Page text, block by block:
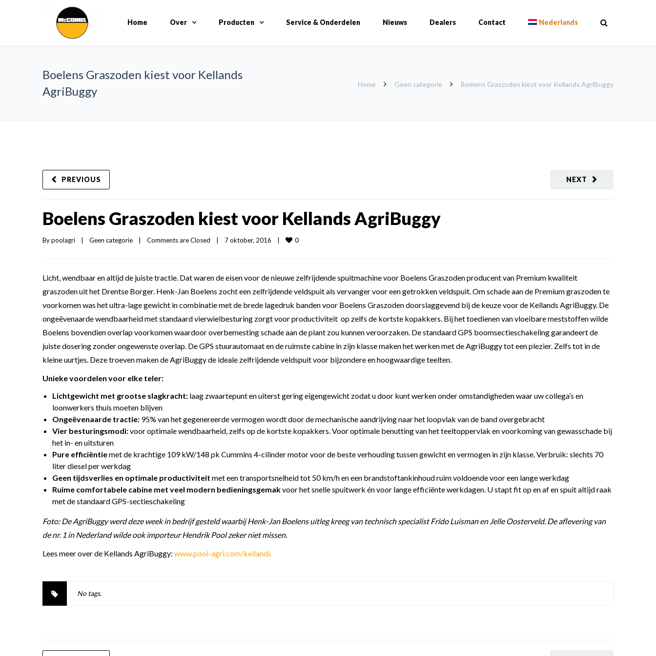
Home Over Producten Service & Onderdelen Nieuws Dealers Contact Nederlands
Boelens Graszoden kiest voor Kellands
AgriBuggy
Home Geen categorie Boelens Graszoden kiest voor Kellands AgriBuggy
NEXT
PREVIOUS
Boelens Graszoden kiest voor Kellands AgriBuggy
By poolagri Geen categorie Comments are Closed 7 oktober, 2016 0
Licht, wendbaar en altijd de juiste tractie. Dat waren de eisen voor de nieuwe zelfrijdende spuitmachine voor Boelens Graszoden producent van Premium kwaliteit
graszoden uit het Drentse Borger. Henk-Jan Boelens zocht een zelfrijdende veldspuit als vervanger voor een getrokken veldspuit. Om schade aan de Premium graszoden te
voorkomen was het ultra-lage gewicht in combinatie met de brede lagedruk banden voor Boelens Graszoden doorslaggevend bij de keuze voor de Kellands AgriBuggy. De
ongeëvenaarde wendbaarheid met standaard vierwielbesturing zorgt voor productiviteit op zelfs de kortste kopakkers. Bij het toedienen van vloeibare meststoffen wilde
Boelens bovendien overlap voorkomen waardoor overbemesting schade aan de plant zou kunnen veroorzaken. De standaard GPS boomsectieschakeling garandeert de
juiste dosering zonder ongewenste overlap. De GPS stuurautomaat en de ruimste cabine in zijn klasse maken het werken met de AgriBuggy tot een plezier. Zelfs tot in de
kleine uurtjes. Deze troeven maken de AgriBuggy de ideale zelfrijdende veldspuit voor bijzondere en hoogwaardige teelten.
Unieke voordelen voor elke teler:
Lichtgewicht met grootse slagkracht: laag zwaartepunt en uiterst gering eigengewicht zodat u door kunt werken onder omstandigheden waar uw collega’s en
loonwerkers thuis moeten blijven
Ongeëvenaarde tractie: 95% van het gegenereerde vermogen wordt door de mechanische aandrijving naar het loopvlak van de band overgebracht
Vier besturingsmodi:voor optimale wendbaarheid, zelfs op de kortste kopakkers. Voor optimale benutting van het teeltoppervlak en voorkoming van gewasschade bij
het in- en uitsturen
Pure efficiëntiemet de krachtige 109 kW/148 pk Cummins 4-cilinder motor voor de beste verhouding tussen gewicht en vermogen in zijn klasse. Verbruik: slechts 70
liter diesel per werkdag
Geen tijdsverlies en optimale productiviteit met een transportsnelheid tot 50 km/h en een brandstoftankinhoud ruim voldoende voor een lange werkdag
Ruime comfortabele cabine met veel modern bedieningsgemakvoor het snelle spuitwerk én voor lange efficiënte werkdagen. U stapt fit op en af en spuit altijd raak
met de standaard GPS-sectieschakeling
Foto: De AgriBuggy werd deze week in bedrijf gesteld waarbij Henk-Jan Boelens uitleg kreeg van technisch specialist Frido Luisman en Jelle Oosterveld. De aflevering van
de nr. 1 in Nederland wilde ook importeur Hendrik Pool zeker niet missen.
Lees meer over de Kellands AgriBuggy: www.pool-agri.com/kellands
No tags.